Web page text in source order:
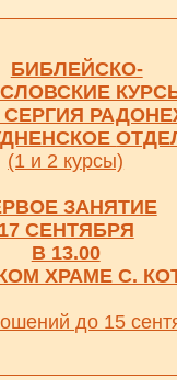
БИБЛЕЙСКО-
(1 и 2 курсы)
ЗАНЯТИЕ
17 СЕНТЯБРЯ
В 13.00
ХРАМЕ С.
до 15